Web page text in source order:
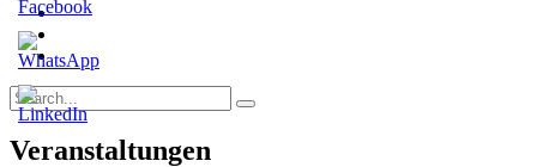
Privatsphäre-
ändern
der
Privatsphäre-
Einstellungen
Einwilligungen
widerrufen
Search
for:
Search
Veranstaltungen